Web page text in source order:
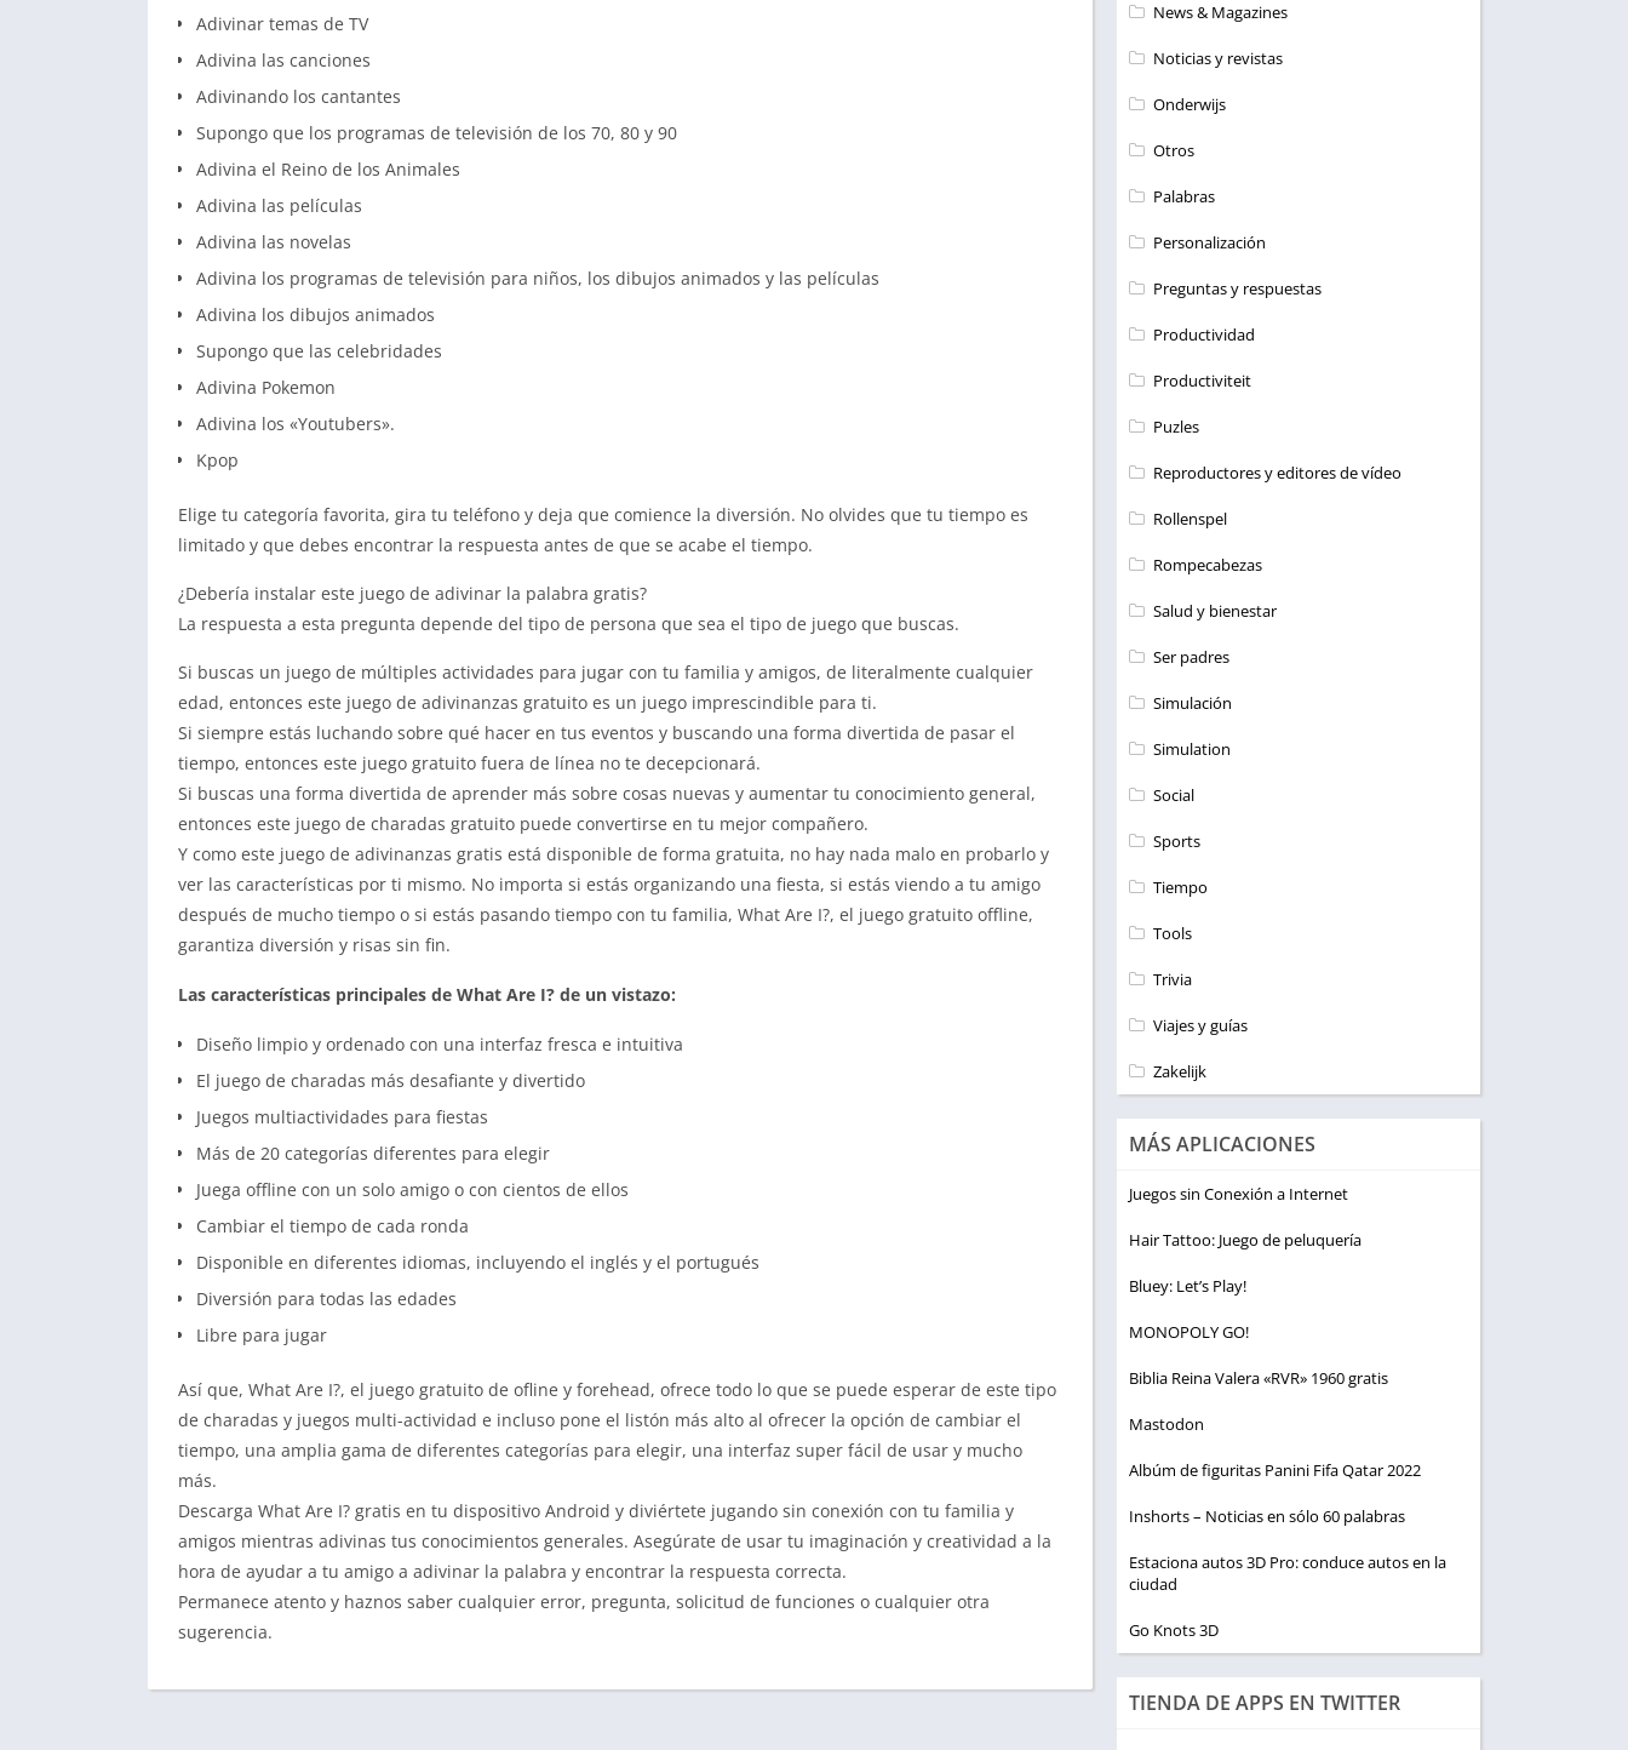
Adivinar temas de TV
Adivina las canciones
Adivinando los cantantes
Supongo que los programas de televisión de los 70, 80 y 90
Adivina el Reino de los Animales
Adivina las películas
Adivina las novelas
Adivina los programas de televisión para niños, los dibujos animados y las películas
Adivina los dibujos animados
Supongo que las celebridades
Adivina Pokemon
Adivina los «Youtubers».
Kpop
Elige tu categoría favorita, gira tu teléfono y deja que comience la diversión. No olvides que tu tiempo es
limitado y que debes encontrar la respuesta antes de que se acabe el tiempo.
¿Debería instalar este juego de adivinar la palabra gratis?
La respuesta a esta pregunta depende del tipo de persona que sea el tipo de juego que buscas.
Si buscas un juego de múltiples actividades para jugar con tu familia y amigos, de literalmente cualquier
edad, entonces este juego de adivinanzas gratuito es un juego imprescindible para ti.
Si siempre estás luchando sobre qué hacer en tus eventos y buscando una forma divertida de pasar el
tiempo, entonces este juego gratuito fuera de línea no te decepcionará.
Si buscas una forma divertida de aprender más sobre cosas nuevas y aumentar tu conocimiento general,
entonces este juego de charadas gratuito puede convertirse en tu mejor compañero.
Y como este juego de adivinanzas gratis está disponible de forma gratuita, no hay nada malo en probarlo y
ver las características por ti mismo. No importa si estás organizando una fiesta, si estás viendo a tu amigo
después de mucho tiempo o si estás pasando tiempo con tu familia, What Are I?, el juego gratuito offline,
garantiza diversión y risas sin fin.
Las características principales de What Are I? de un vistazo:
Diseño limpio y ordenado con una interfaz fresca e intuitiva
El juego de charadas más desafiante y divertido
Juegos multiactividades para fiestas
Más de 20 categorías diferentes para elegir
Juega offline con un solo amigo o con cientos de ellos
Cambiar el tiempo de cada ronda
Disponible en diferentes idiomas, incluyendo el inglés y el portugués
Diversión para todas las edades
Libre para jugar
Así que, What Are I?, el juego gratuito de ofline y forehead, ofrece todo lo que se puede esperar de este tipo
de charadas y juegos multi-actividad e incluso pone el listón más alto al ofrecer la opción de cambiar el
tiempo, una amplia gama de diferentes categorías para elegir, una interfaz super fácil de usar y mucho
más.
Descarga What Are I? gratis en tu dispositivo Android y diviértete jugando sin conexión con tu familia y
amigos mientras adivinas tus conocimientos generales. Asegúrate de usar tu imaginación y creatividad a la
hora de ayudar a tu amigo a adivinar la palabra y encontrar la respuesta correcta.
Permanece atento y haznos saber cualquier error, pregunta, solicitud de funciones o cualquier otra
sugerencia.
News & Magazines
Noticias y revistas
Onderwijs
Otros
Palabras
Personalización
Preguntas y respuestas
Productividad
Productiviteit
Puzles
Reproductores y editores de vídeo
Rollenspel
Rompecabezas
Salud y bienestar
Ser padres
Simulación
Simulation
Social
Sports
Tiempo
Tools
Trivia
Viajes y guías
Zakelijk
MÁS APLICACIONES
Juegos sin Conexión a Internet
Hair Tattoo: Juego de peluquería
Bluey: Let’s Play!
MONOPOLY GO!
Biblia Reina Valera «RVR» 1960 gratis
Mastodon
Albúm de figuritas Panini Fifa Qatar 2022
Inshorts – Noticias en sólo 60 palabras
Estaciona autos 3D Pro: conduce autos en la
ciudad
Go Knots 3D
TIENDA DE APPS EN TWITTER